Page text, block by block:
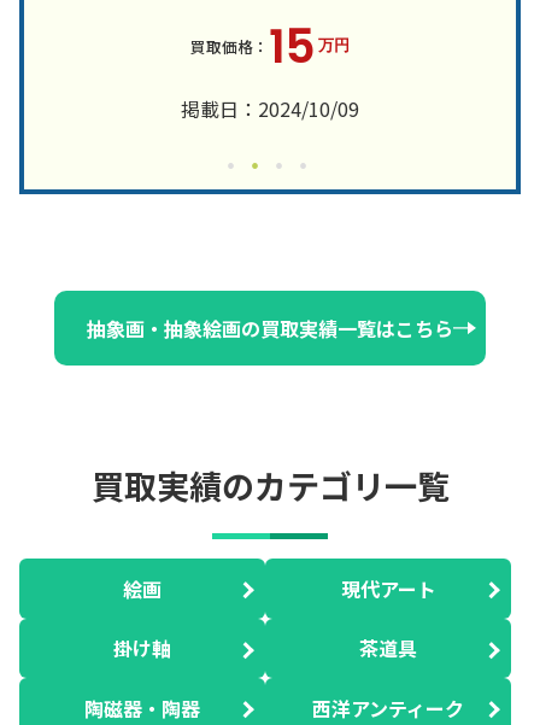
15 万円
掲載日：2024/10/09
抽象画・抽象絵画の買取実績一覧はこちら
買取実績のカテゴリ一覧
絵画 現代アート
掛け軸 茶道具
陶磁器・陶器 西洋アンティーク